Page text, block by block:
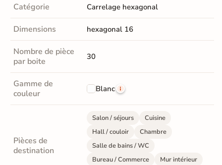
Catégorie Carrelage hexagonal
Dimensions hexagonal 16
Nombre de pièce
par boite
30
Gamme de
couleur
Blanc
Pièces de
destination
Salon / séjours
Cuisine
Hall / couloir
Chambre
Salle de bains / WC
Bureau / Commerce
Mur intérieur